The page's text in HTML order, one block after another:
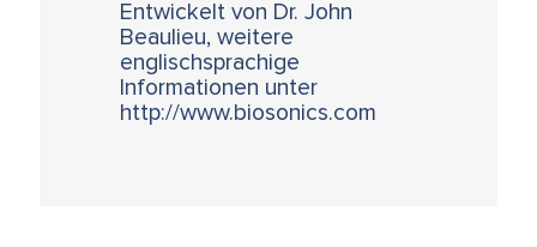
Entwickelt von Dr. John
Beaulieu, weitere
englischsprachige
Informationen unter
http://www.biosonics.com